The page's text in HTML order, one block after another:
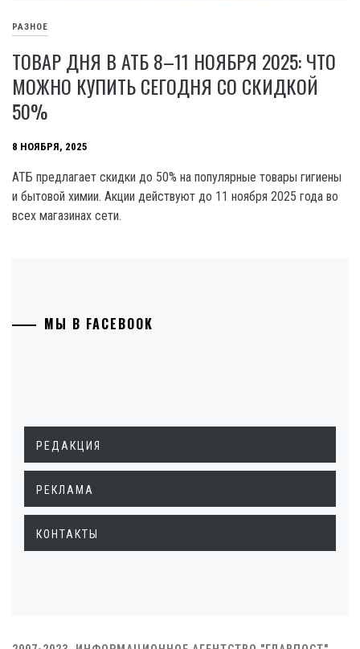
РАЗНОЕ
ТОВАР ДНЯ В АТБ 8–11 НОЯБРЯ 2025: ЧТО
МОЖНО КУПИТЬ СЕГОДНЯ СО СКИДКОЙ
50%
8 НОЯБРЯ, 2025
АТБ предлагает скидки до 50% на популярные товары гигиены
и бытовой химии. Акции действуют до 11 ноября 2025 года во
всех магазинах сети.
МЫ В FACEBOOK
РЕДАКЦИЯ
РЕКЛАМА
КОНТАКТЫ